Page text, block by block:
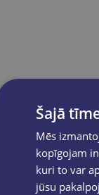
Šajā
Mēs
kopīgojam
kuri to var
jūsu